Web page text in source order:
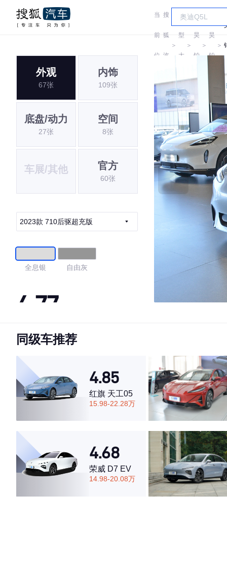
当
前
位
搜
狐
汽
＞
车
型
大
＞
昊
铂
＞
昊
铂
＞
外观
67张
内饰
109张
底盘/动力
27张
空间
8张
车展/其他 官方
60张
2023款 710后驱超充版
全息银 自由灰
4.77
·外观表现较为优秀，优于82%同级车
·空间表现一般，低于66%同级车
同级车推荐
4.85
红旗 天工05
15.98-22.28万
4.68
荣威 D7 EV
14.98-20.08万